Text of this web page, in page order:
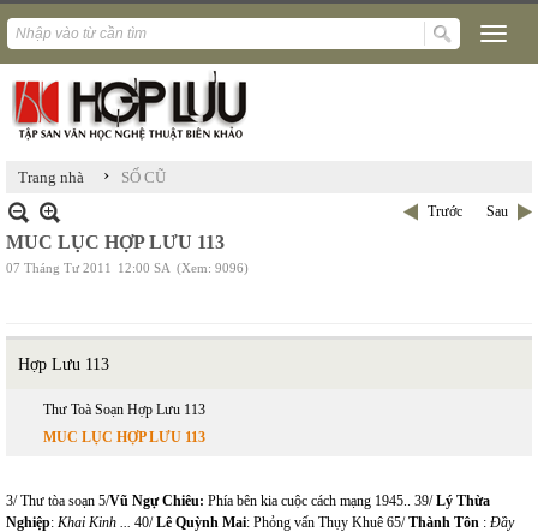
Trang nhà › SỐ CŨ
Trước Sau
MUC LỤC HỢP LƯU 113
07 Tháng Tư 2011 12:00 SA (Xem: 9096)
Hợp Lưu 113
Thư Toà Soạn Hợp Lưu 113
MUC LỤC HỢP LƯU 113
3/ Thư tòa soạn 5/Vũ Ngự Chiêu: Phía bên kia cuộc cách mạng 1945.. 39/Lý Thừa
Nghiệp: Khai Kinh ... 40/Lê Quỳnh Mai: Phỏng vấn Thụy Khuê 65/Thành Tôn : Đầy